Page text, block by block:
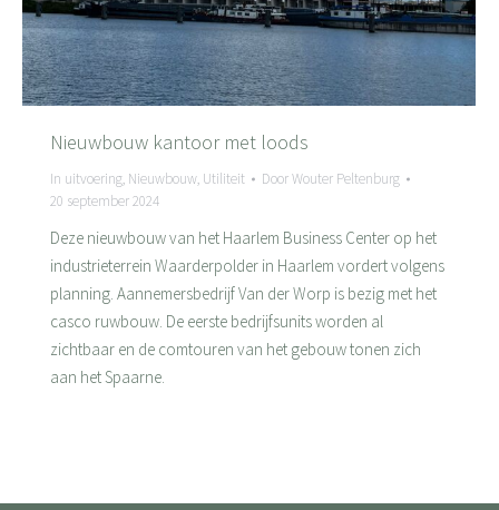
Nieuwbouw kantoor met loods
In uitvoering, Nieuwbouw, Utiliteit DoorWouter Peltenburg
20 september 2024
Deze nieuwbouw van het Haarlem Business Center op het
industrieterrein Waarderpolder in Haarlem vordert volgens
planning. Aannemersbedrijf Van der Worp is bezig met het
casco ruwbouw. De eerste bedrijfsunits worden al
zichtbaar en de comtouren van het gebouw tonen zich
aan het Spaarne.